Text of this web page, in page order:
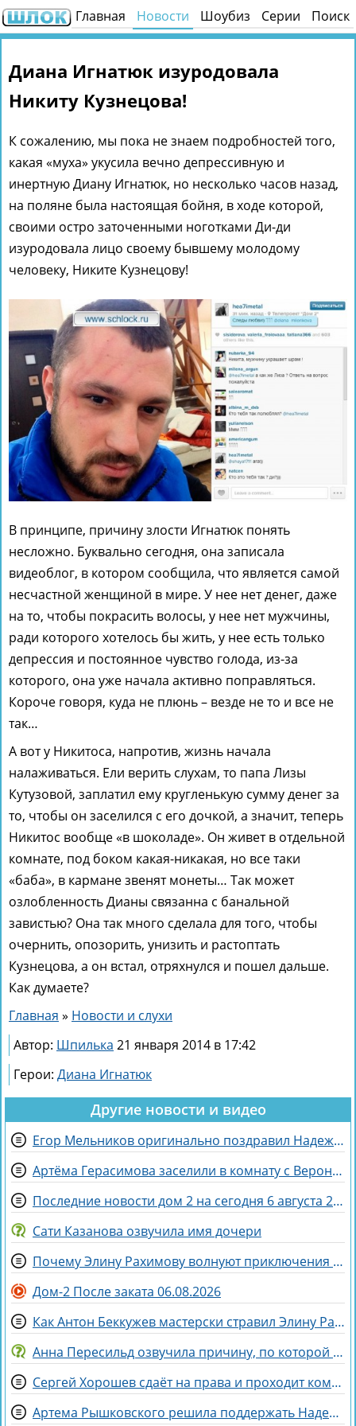
Главная Новости Шоубиз Серии Поиск
Диана Игнатюк изуродовала
Никиту Кузнецова!
К сожалению, мы пока не знаем подробностей того,
какая «муха» укусила вечно депрессивную и
инертную Диану Игнатюк, но несколько часов назад,
на поляне была настоящая бойня, в ходе которой,
своими остро заточенными ноготками Ди-ди
изуродовала лицо своему бывшему молодому
человеку, Никите Кузнецову!
В принципе, причину злости Игнатюк понять
несложно. Буквально сегодня, она записала
видеоблог, в котором сообщила, что является самой
несчастной женщиной в мире. У нее нет денег, даже
на то, чтобы покрасить волосы, у нее нет мужчины,
ради которого хотелось бы жить, у нее есть только
депрессия и постоянное чувство голода, из-за
которого, она уже начала активно поправляться.
Короче говоря, куда не плюнь – везде не то и все не
так…
А вот у Никитоса, напротив, жизнь начала
налаживаться. Ели верить слухам, то папа Лизы
Кутузовой, заплатил ему кругленькую сумму денег за
то, чтобы он заселился с его дочкой, а значит, теперь
Никитос вообще «в шоколаде». Он живет в отдельной
комнате, под боком какая-никакая, но все таки
«баба», в кармане звенят монеты… Так может
озлобленность Дианы связанна с банальной
завистью? Она так много сделала для того, чтобы
очернить, опозорить, унизить и растоптать
Кузнецова, а он встал, отряхнулся и пошел дальше.
Как думаете?
Главная » Новости и слухи
Автор: Шпилька 21 января 2014 в 17:42
Герои: Диана Игнатюк
Другие новости и видео
Егор Мельников оригинально поздравил Надежду Ермакову с разводом
Артёма Герасимова заселили в комнату с Вероникой Строгановой
Последние новости дом 2 на сегодня 6 августа 2026
Сати Казанова озвучила имя дочери
Почему Элину Рахимову волнуют приключения Ермаковой в шкафу
Дом-2 После заката 06.08.2026
Как Антон Беккужев мастерски стравил Элину Рахимову и Веронику Гракович
Анна Пересильд озвучила причину, по которой она выбрала курс Дарьи Мороз
Сергей Хорошев сдаёт на права и проходит комиссию
Артема Рышковского решила поддержать Надежда Ермакова